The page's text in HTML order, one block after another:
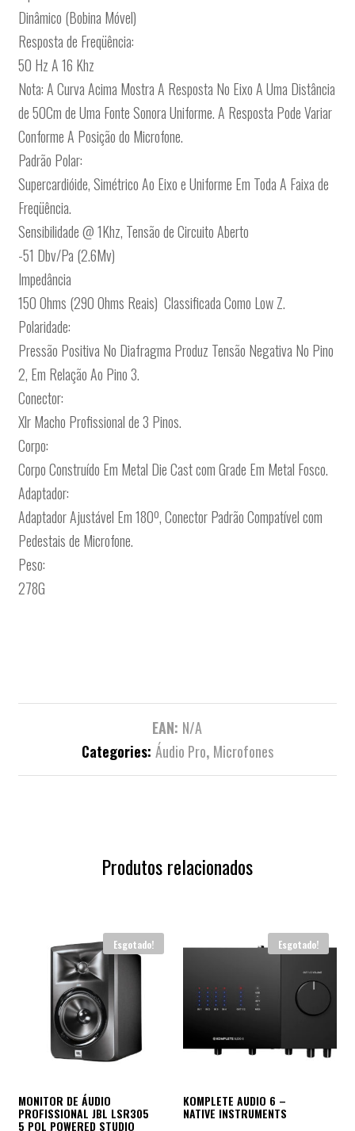
Dinâmico (Bobina Móvel)
Resposta de Freqüência:
50 Hz A 16 Khz
Nota: A Curva Acima Mostra A Resposta No Eixo A Uma Distância
de 50Cm de Uma Fonte Sonora Uniforme. A Resposta Pode Variar
Conforme A Posição do Microfone.
Padrão Polar:
Supercardióide, Simétrico Ao Eixo e Uniforme Em Toda A Faixa de
Freqüência.
Sensibilidade @ 1Khz, Tensão de Circuito Aberto
-51 Dbv/Pa (2.6Mv)
Impedância
150 Ohms (290 Ohms Reais)  Classificada Como Low Z.
Polaridade:
Pressão Positiva No Diafragma Produz Tensão Negativa No Pino
2, Em Relação Ao Pino 3.
Conector:
Xlr Macho Profissional de 3 Pinos.
Corpo:
Corpo Construído Em Metal Die Cast com Grade Em Metal Fosco.
Adaptador:
Adaptador Ajustável Em 180º, Conector Padrão Compatível com
Pedestais de Microfone.
Peso:
278G
EAN: N/A
Categories: Áudio Pro, Microfones
Produtos relacionados
Esgotado!
MONITOR DE ÁUDIO
PROFISSIONAL JBL LSR305
5 POL POWERED STUDIO
Esgotado!
KOMPLETE AUDIO 6 –
NATIVE INSTRUMENTS